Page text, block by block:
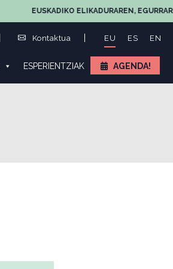
EUSKADIKO ELIKADURAREN, EGURRAREN
Kontaktua EU ES EN
ESPERIENTZIAK AGENDA!